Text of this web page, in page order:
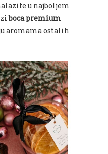
u najboljem
boca premium
aromama ostalih